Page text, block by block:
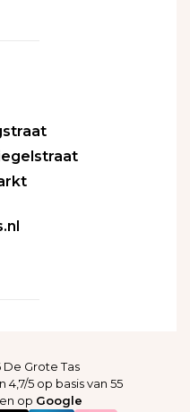
Grote Tas
4,7/5op basis van 55
op Google